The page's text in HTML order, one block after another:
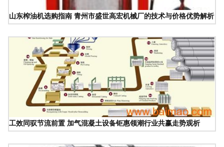
山东榨油机选购指南 青州市盛世高宏机械厂的技术与价格优势解析
工效同驭节流前置 加气混凝土设备钜惠领潮行业共赢走势观析